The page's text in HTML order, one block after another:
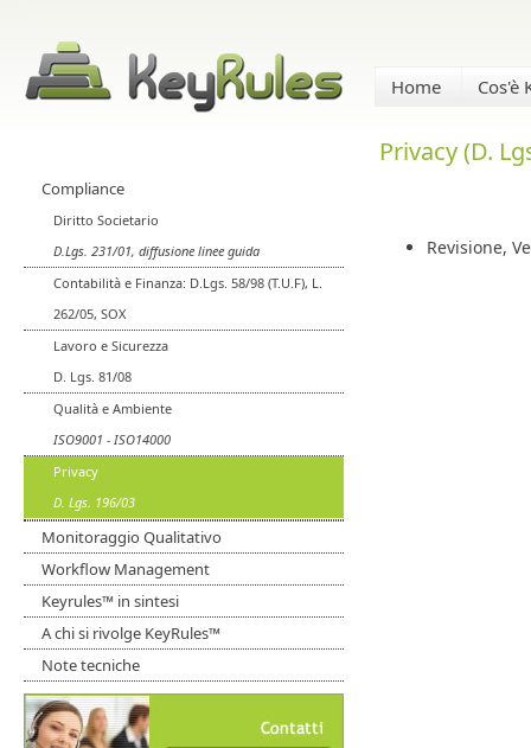
Home Cos'è
Compliance
Diritto Societario
D.Lgs. 231/01, diffusione linee guida
Contabilità e Finanza: D.Lgs. 58/98 (T.U.F), L.
262/05, SOX
Lavoro e Sicurezza
D. Lgs. 81/08
Qualità e Ambiente
ISO9001 - ISO14000
Privacy
D. Lgs. 196/03
Monitoraggio Qualitativo
Workflow Management
Keyrules™ in sintesi
A chi si rivolge KeyRules™
Note tecniche
Privacy (D.
Revisione,